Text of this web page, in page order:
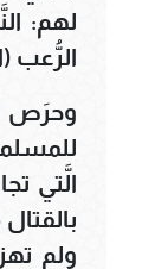
لهم:
الرُّعب
وحرَص
الَّتي
ولم